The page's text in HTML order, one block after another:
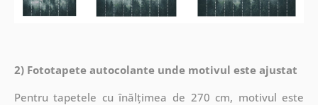
2) Fototapete autocolante unde motivul este ajustat
Pentru tapetele cu înălțimea de 270 cm, motivul este